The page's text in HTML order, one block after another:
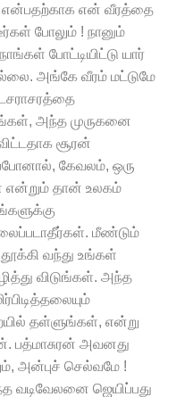
என்பதற்காக என் வீரத்தை
போலும் ! நானும்
போட்டியிட்டு யார்
அங்கே வீரம் மட்டுமே
அந்த முருகனை
சூரன்
கேவலம், ஒரு
என்றும் தான் உலகம்
மீண்டும்
வந்து உங்கள்
விடுங்கள். அந்த
தள்ளுங்கள், என்று
பத்மாசுரன் அவனது
அன்புச் செல்வமே !
வடிவேலனை ஜெயிப்பது